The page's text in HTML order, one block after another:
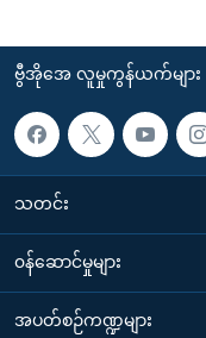
ဗွီအိုအေ လူမှုကွန်ယက်များ
သတင်း
၀န်ဆောင်မှုများ
အပတ်စဉ်ကဏ္ဍများ